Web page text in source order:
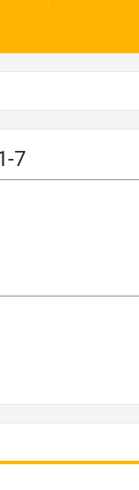
7